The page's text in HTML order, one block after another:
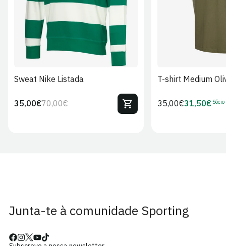
Sweat Nike Listada
Preço
70,00€Preço
35,00€
T-shirt Medium
Preço
35,00€Preço
31,50€ Sócio
Junta-te à comunidade Sporting